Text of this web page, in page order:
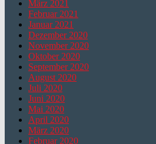
März 2021
Februar 2021
Januar 2021
Dezember 2020
November 2020
Oktober 2020
September 2020
August 2020
Juli 2020
Juni 2020
Mai 2020
April 2020
März 2020
Februar 2020